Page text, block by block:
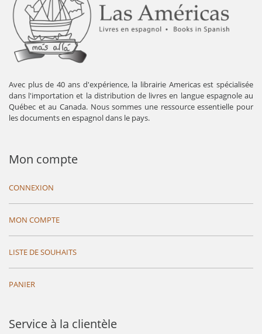
Avec plus de 40 ans d'expérience, la librairie Americas est spécialisée
dans l'importation et la distribution de livres en langue espagnole au
Québec et au Canada. Nous sommes une ressource essentielle pour
les documents en espagnol dans le pays.
Mon compte
CONNEXION
MON COMPTE
LISTE DE SOUHAITS
PANIER
Service à la clientèle